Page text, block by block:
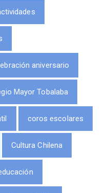
aniversario
Mayor Tobalaba
coros escolares
Cultura Chilena